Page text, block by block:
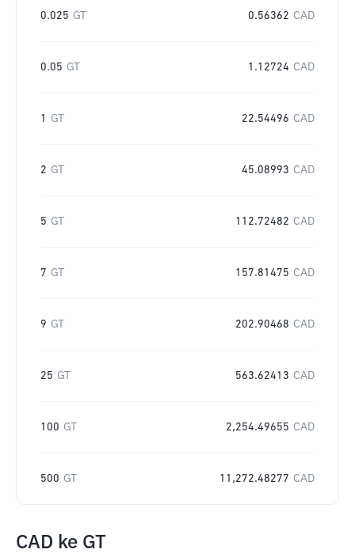
0.025 GT 0.56362 CAD
0.05 GT 1.12724 CAD
1 GT 22.54496 CAD
2 GT 45.08993 CAD
5 GT 112.72482 CAD
7 GT 157.81475 CAD
9 GT 202.90468 CAD
25 GT 563.62413 CAD
100 GT 2,254.49655 CAD
500 GT 11,272.48277 CAD
CAD ke GT